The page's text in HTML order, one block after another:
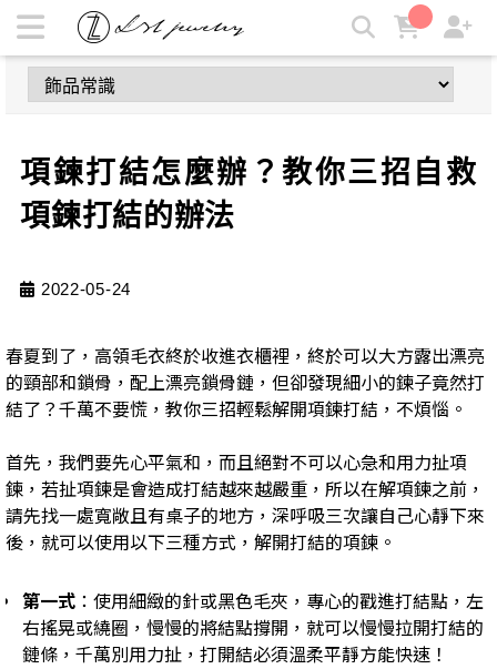
項鍊打結怎麼辦？教你三招自救項鍊打結的辦法 | LZL Jewelry
輕珠寶飾品
項鍊打結怎麼辦？教你三招自救
項鍊打結的辦法
2022-05-24
春夏到了，高領毛衣終於收進衣櫃裡，終於可以大方露出漂亮
的頸部和鎖骨，配上漂亮鎖骨鏈，但卻發現細小的鍊子竟然打
結了？千萬不要慌，教你三招輕鬆解開項鍊打結，不煩惱。
首先，我們要先心平氣和，而且絕對不可以心急和用力扯項
鍊，若扯項鍊是會造成打結越來越嚴重，所以在解項鍊之前，
請先找一處寬敞且有桌子的地方，深呼吸三次讓自己心靜下來
後，就可以使用以下三種方式，解開打結的項鍊。
第一式 ：使用細緻的針或黑色毛夾，專心的戳進打結點，左
右搖晃或繞圈，慢慢的將結點撐開，就可以慢慢拉開打結的
鏈條，千萬別用力扯，打開結必須溫柔平靜方能快速！